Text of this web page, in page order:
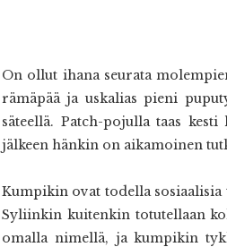
On ollut ihana seurata
rämäpää ja uskalias pieni
säteellä. Patch-pojulla taas
jälkeen hänkin on aikamoinen
Kumpikin ovat todella sosiaalisia
Syliinkin kuitenkin totutellaan
omalla nimellä, ja kumpikin